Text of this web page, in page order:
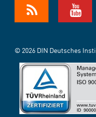
© 2026 DIN Deutsches